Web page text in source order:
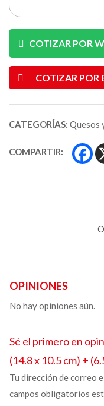
COTIZAR POR
COTIZAR POR
CATEGORÍAS: Quesos
COMPARTIR:
OPINIONES
No hay opiniones aún.
Sé el primero en
(14.8 x 10.5 cm) +
Tu dirección de correo
campos obligatorios